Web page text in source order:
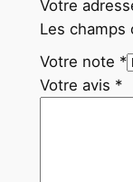
Votre
Les champs
Votre note *
Votre avis *